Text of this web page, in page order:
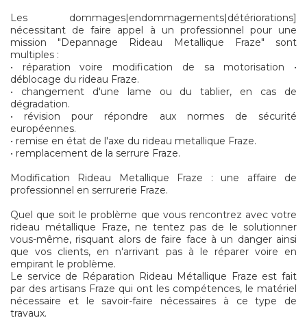
Les dommages|endommagements|détériorations]
nécessitant de faire appel à un professionnel pour une
mission "Depannage Rideau Metallique Fraze" sont
multiples :
• réparation voire modification de sa motorisation •
déblocage du rideau Fraze.
• changement d'une lame ou du tablier, en cas de
dégradation.
• révision pour répondre aux normes de sécurité
européennes.
• remise en état de l'axe du rideau metallique Fraze.
• remplacement de la serrure Fraze.
Modification Rideau Metallique Fraze : une affaire de
professionnel en serrurerie Fraze.
Quel que soit le problème que vous rencontrez avec votre
rideau métallique Fraze, ne tentez pas de le solutionner
vous-même, risquant alors de faire face à un danger ainsi
que vos clients, en n'arrivant pas à le réparer voire en
empirant le problème.
Le service de Réparation Rideau Métallique Fraze est fait
par des artisans Fraze qui ont les compétences, le matériel
nécessaire et le savoir-faire nécessaires à ce type de
travaux.